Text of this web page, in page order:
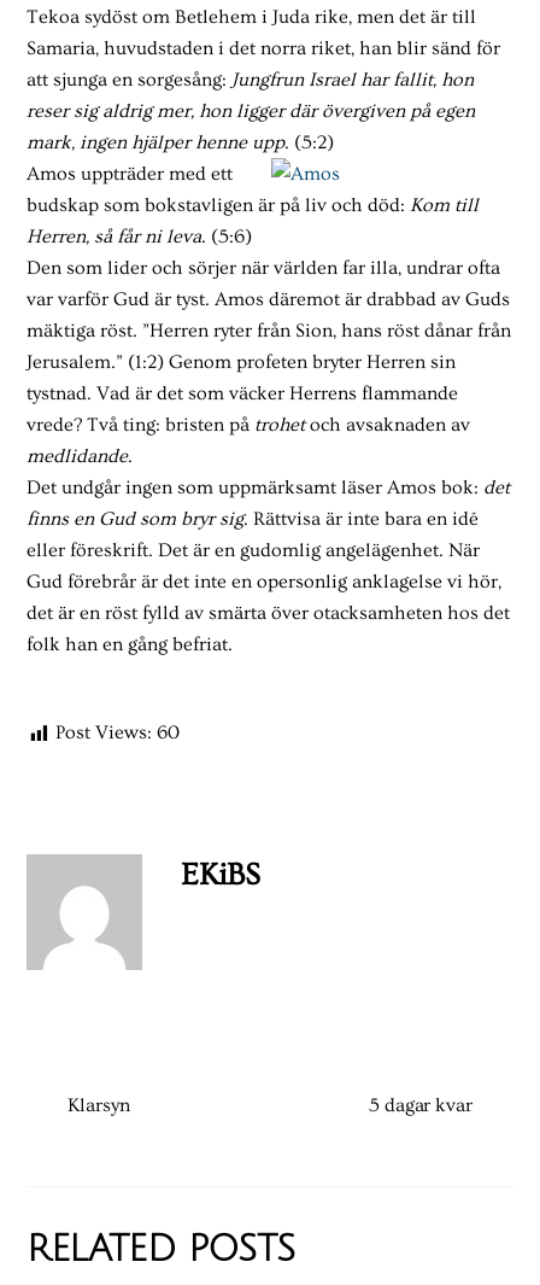
Tekoa sydöst om Betlehem i Juda rike, men det är till
Samaria, huvudstaden i det norra riket, han blir sänd för
att sjunga en sorgesång: Jungfrun Israel har fallit, hon
reser sig aldrig mer, hon ligger där övergiven på egen
mark, ingen hjälper henne upp. (5:2)
Amos uppträder med ett
budskap som bokstavligen är på liv och död:Kom till
Herren, så får ni leva. (5:6)
Den som lider och sörjer när världen far illa, undrar ofta
var varför Gud är tyst. Amos däremot är drabbad av Guds
mäktiga röst. ”Herren ryter från Sion, hans röst dånar från
Jerusalem.” (1:2) Genom profeten bryter Herren sin
tystnad. Vad är det som väcker Herrens flammande
vrede? Två ting: bristen på trohetoch avsaknaden av
medlidande.
Det undgår ingen som uppmärksamt läser Amos bok: det
finns en Gud som bryr sig. Rättvisa är inte bara en idé
eller föreskrift. Det är en gudomlig angelägenhet. När
Gud förebrår är det inte en opersonlig anklagelse vi hör,
det är en röst fylld av smärta över otacksamheten hos det
folk han en gång befriat.
Post Views: 60
EKiBS
Klarsyn 5 dagar kvar
RELATED POSTS